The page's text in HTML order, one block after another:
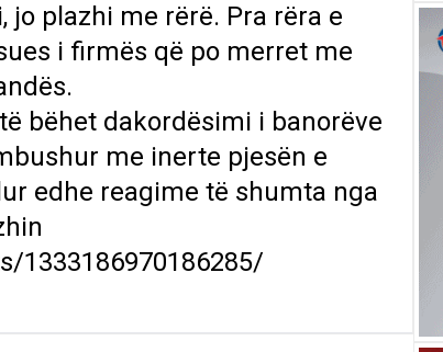
plazhi me rërë. Pra rëra e
i firmës që po merret me
bëhet dakordësimi i banorëve
me inerte pjesën e
edhe reagime të shumta nga
1333186970186285/